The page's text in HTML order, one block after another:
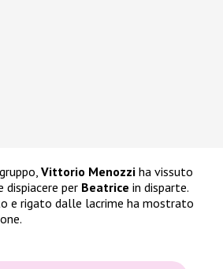
Vittorio Menozzi ha vissuto
per Beatrice in disparte.
e rigato dalle lacrime ha mostrato